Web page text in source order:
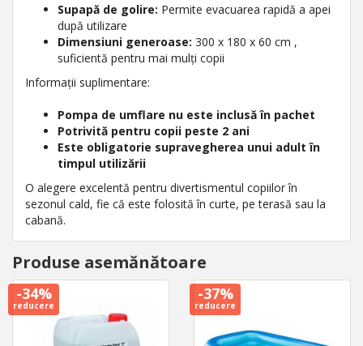
Supapă de golire: Permite evacuarea rapidă a apei
după utilizare
Dimensiuni generoase: 300 x 180 x 60 cm ,
suficientă pentru mai mulți copii
Informații suplimentare:
Pompa de umflare nu este inclusă în pachet
Potrivită pentru copii peste 2 ani
Este obligatorie supravegherea unui adult în
timpul utilizării
O alegere excelentă pentru divertismentul copiilor în
sezonul cald, fie că este folosită în curte, pe terasă sau la
cabană.
Produse asemănătoare
-34%
reducere
-37%
reducere